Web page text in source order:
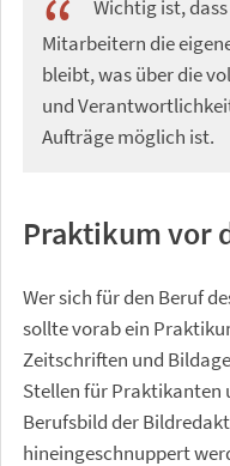
Wichtig ist,
Mitarbeitern die
bleibt, was über die
und
Aufträge möglich ist.
Praktikum vor
Wer sich für den Beruf
sollte vorab ein
Zeitschriften und
Stellen für Praktikanten
Berufsbild der
hineingeschnuppert